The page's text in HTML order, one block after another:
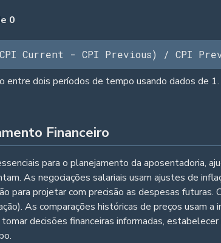
0
Current - CPI Previous) / CPI
entre dois períodos de tempo usando dados
Financeiro
para o planejamento da aposentadoria,
As negociações salariais usam ajustes de
para projetar com precisão as despesas
As comparações históricas de preços usam
tomar decisões financeiras informadas,